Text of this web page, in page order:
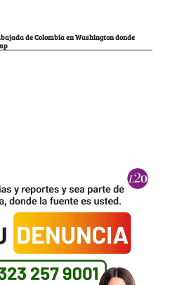
de Colombia en Washington donde